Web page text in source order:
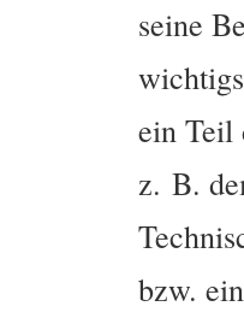
seine
ein Teil
z. B.
bzw.